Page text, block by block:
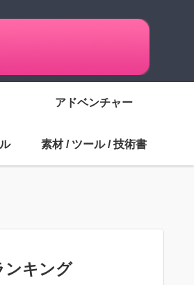
アドベンチャー
素材 / ツール / 技術書
ンキング